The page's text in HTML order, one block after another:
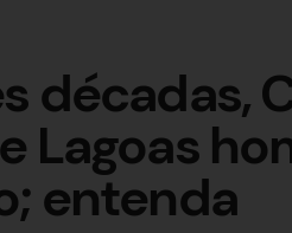
décadas,
Lagoas
entenda